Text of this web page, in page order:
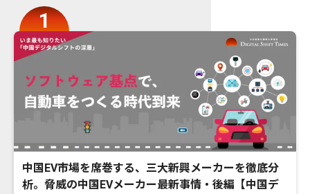
中国EV市場を席巻する、三大新興メーカーを徹底分
析。脅威の中国EVメーカー最新事情・後編【中国デ